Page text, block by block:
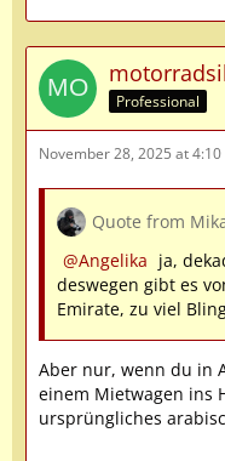
Professional
November 28, 2025 at 4:10
Quote from
Angelika ja,
deswegen gibt es
Emirate, zu viel
Aber nur, wenn du in
einem Mietwagen ins
ursprüngliches